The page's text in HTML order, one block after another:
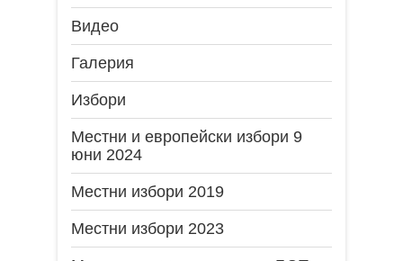
Видео
Галерия
Избори
Местни и европейски избори 9
юни 2024
Местни избори 2019
Местни избори 2023